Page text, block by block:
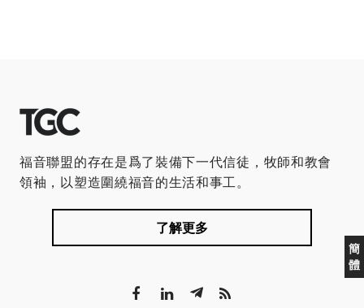
簡
體
福音聯盟的存在是爲了裝備下一代信徒，牧師和教會
領袖，以塑造圍繞福音的生活和事工。
了解更多